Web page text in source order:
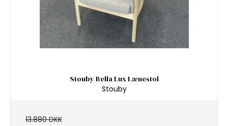
Stouby Bella Lux Lænestol
Stouby
13.880 DKK